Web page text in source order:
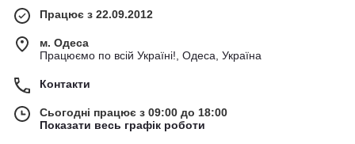
Працює з 22.09.2012
м. Одеса
Працюємо по всій Україні!, Одеса, Україна
Контакти
Сьогодні працює з 09:00 до 18:00
Показати весь графік роботи